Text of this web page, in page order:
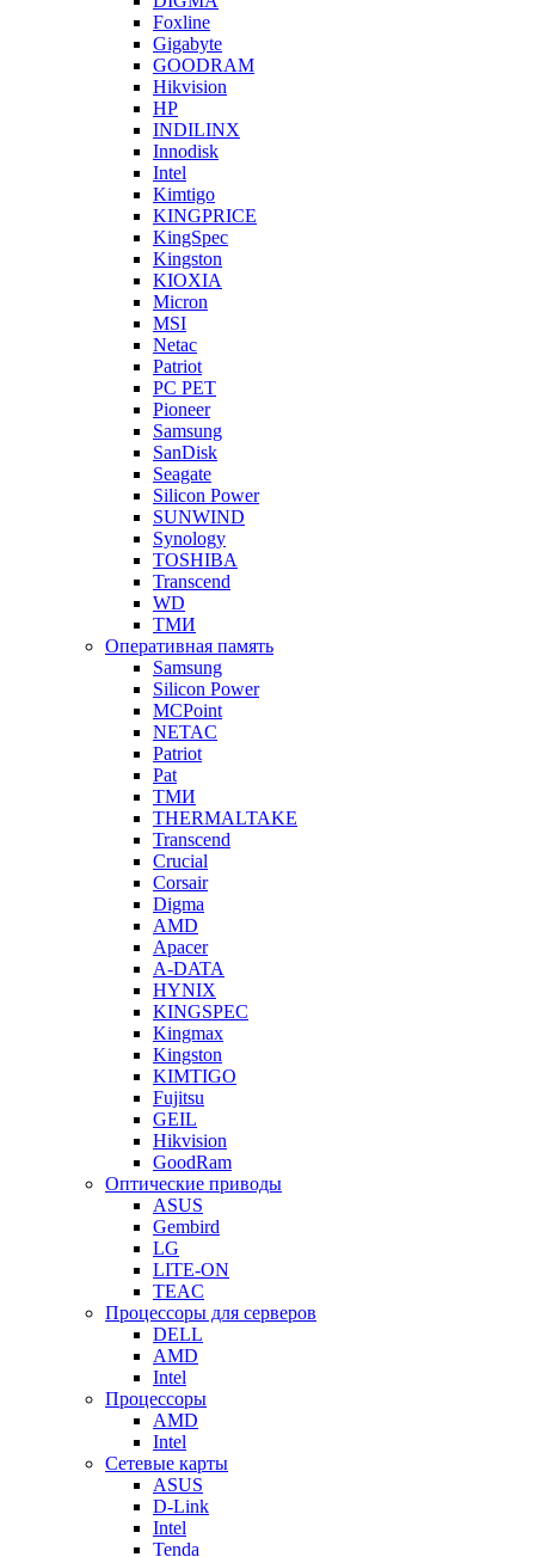
Foxline
Gigabyte
GOODRAM
Hikvision
HP
INDILINX
Innodisk
Intel
Kimtigo
KINGPRICE
KingSpec
Kingston
KIOXIA
Micron
MSI
Netac
Patriot
PC PET
Pioneer
Samsung
SanDisk
Seagate
Silicon Power
SUNWIND
Synology
TOSHIBA
Transcend
WD
ТМИ
Оперативная память
Samsung
Silicon Power
MCPoint
NETAC
Patriot
Pat
ТМИ
THERMALTAKE
Transcend
Crucial
Corsair
Digma
AMD
Apacer
A-DATA
HYNIX
KINGSPEC
Kingmax
Kingston
KIMTIGO
Fujitsu
GEIL
Hikvision
GoodRam
Оптические приводы
ASUS
Gembird
LG
LITE-ON
TEAC
Процессоры для серверов
DELL
AMD
Intel
Процессоры
AMD
Intel
Сетевые карты
ASUS
D-Link
Intel
Tenda